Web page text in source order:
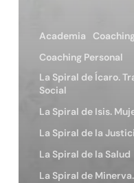
Academia
Coaching Personal
La Spiral de Ícaro.
Social
La Spiral de Isis.
La Spiral de la
La Spiral de la Salud
La Spiral de